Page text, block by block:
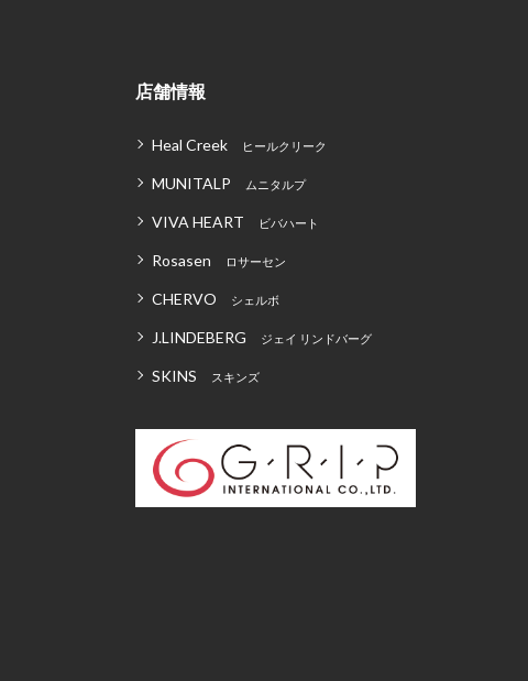
店舗情報
Heal Creek ヒールクリーク
MUNITALP ムニタルプ
VIVA HEART ビバハート
Rosasen ロサーセン
CHERVO シェルボ
J.LINDEBERG ジェイ リンドバーグ
SKINS スキンズ